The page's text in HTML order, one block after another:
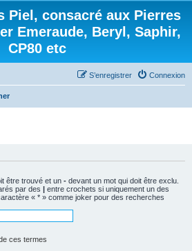
Piel, consacré aux Pierres
Emeraude, Beryl, Saphir,
CP80 etc
Connexion
S’enregistrer
être trouvé et un - devant un mot qui doit être exclu.
par des | entre crochets si uniquement un des
« * » comme joker pour des recherches
ces termes